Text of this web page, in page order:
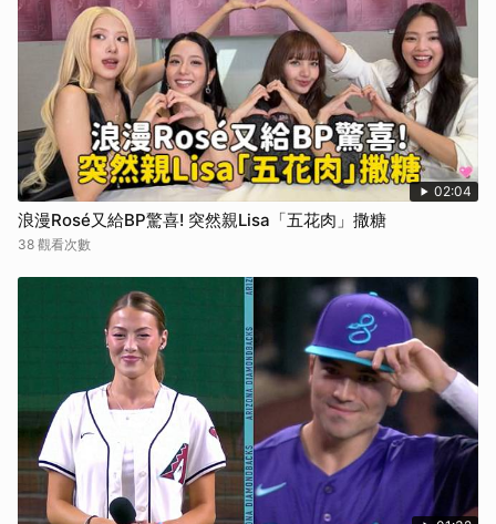
02:04
浪漫Rosé又給BP驚喜! 突然親Lisa「五花肉」撒糖
38 觀看次數